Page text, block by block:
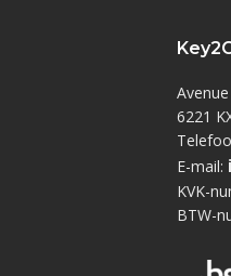
6221
E-mail:
KVK-
BTW-